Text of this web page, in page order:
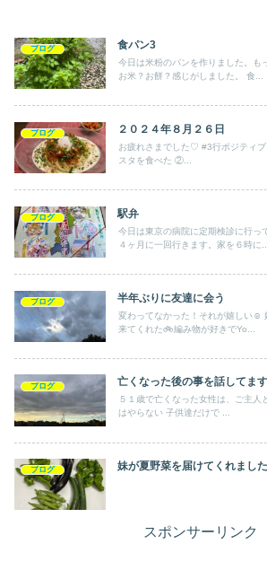
ブログ 食パン3
今日は米粉のパンを作りました。も
お米？お餅？感じがしました。 食...
ブログ ２０２４年８月２６日
お疲れさまでした♡ #3行ポジティ
スタを食べた ②...
ブログ 駅弁
今日は東京の病院に定期検診に行っ
４ヶ月に一回行きます。家を６時に...
ブログ 半年ぶりに友達に会う
変わってなかった！それが嬉しい☺️
来てくれた🚲編み物が好きでYo...
ブログ 亡くなった後の事を話してま
５１歳で亡くなった女性は、ご主人
はやらない 子供達だけで ...
ブログ 妹が夏野菜を届けてくれました
スポンサーリンク